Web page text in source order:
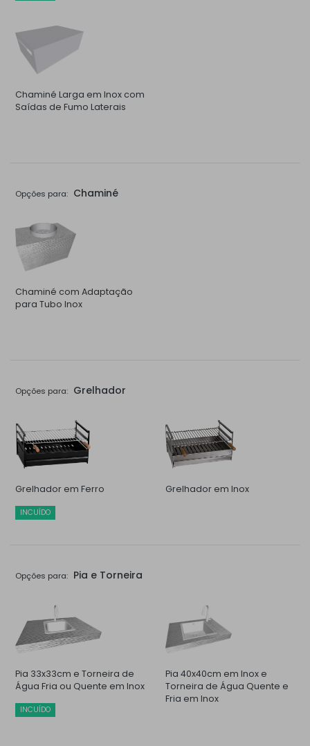
Chaminé Larga em Inox com
Saídas de Fumo Laterais
Opções para: Chaminé
Chaminé com Adaptação
para Tubo Inox
Opções para: Grelhador
Grelhador em Ferro
INCUÍDO
Grelhador em Inox
Opções para: Pia e Torneira
Pia 33x33cm e Torneira de
Água Fria ou Quente em Inox
INCUÍDO
Pia 40x40cm em Inox e
Torneira de Água Quente e
Fria em Inox